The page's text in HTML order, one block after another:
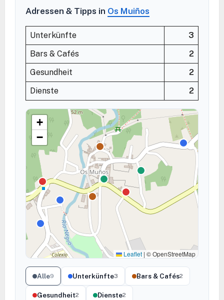
Adressen & Tipps in Os Muiños
Unterkünfte
3
Bars & Cafés
2
Gesundheit
2
Dienste
2
+
−
Leaflet | © OpenStreetMap
Alle9 Unterkünfte3 Bars & Cafés2
Gesundheit2 Dienste2